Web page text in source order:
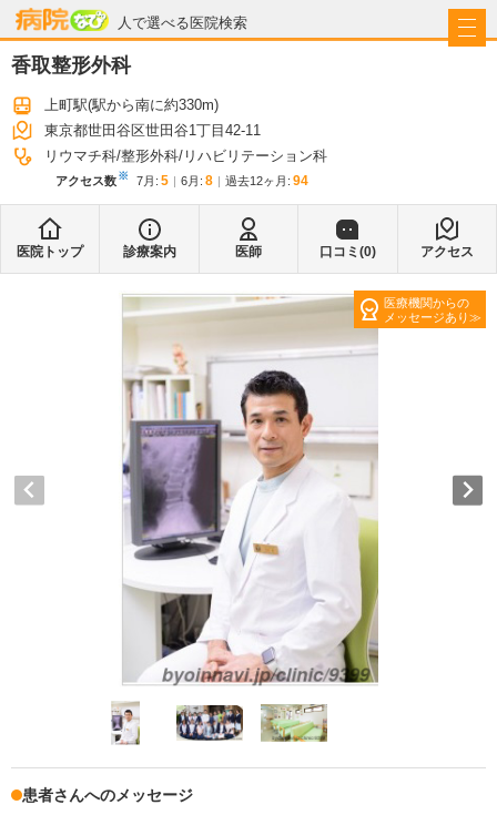
人で選べる医院検索
病院なび
香取整形外科
上町駅(駅から南に約330m)
東京都世田谷区世田谷1丁目42-11
リウマチ科 整形外科 リハビリテーション科
アクセス数※ 7月 : 5 6月 : 8 過去12ヶ月: 94
医院トップ 診療案内 医師 口コミ(0) アクセス
医療機関からの
メッセージあり
患者さんへのメッセージ